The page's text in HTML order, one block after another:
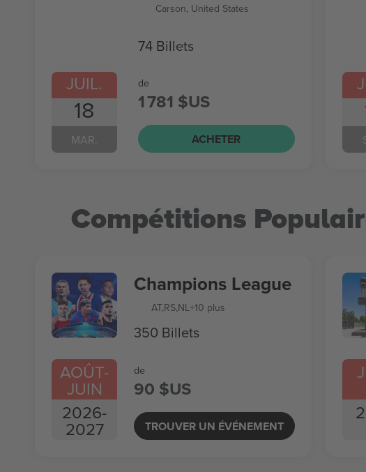
JUIL.
18
MAR.
Carson, United States
74 Billets
de
1 781 $US
ACHETER
Compétitions
AOÛT-
JUIN
2026-
2027
Champions League
AT,RS,NL+10 plus
350 Billets
de
90 $US
TROUVER UN ÉVÉNEMENT